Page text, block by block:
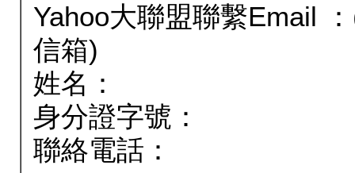
Yahoo大聯盟聯繫Email
信箱)
姓名：
身分證字號：
聯絡電話：